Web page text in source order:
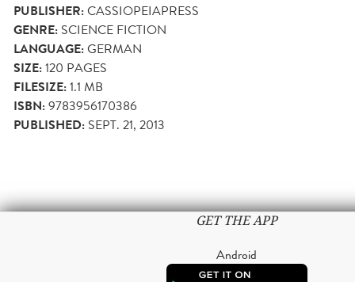
PUBLISHER:CASSIOPEIAPRESS
GENRE: SCIENCE FICTION
LANGUAGE:GERMAN
SIZE:120 PAGES
FILESIZE:1.1 MB
ISBN:9783956170386
PUBLISHED: SEPT. 21, 2013
GET THE APP
Android